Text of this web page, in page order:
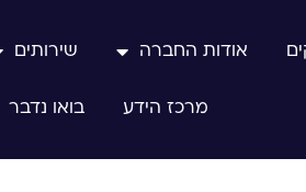
אודות החברה שירותים
מרכז הידע בואו נדבר